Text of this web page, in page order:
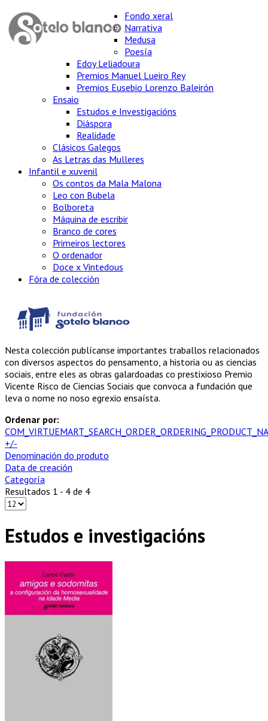
Fondo xeral
Narrativa
Medusa
Poesía
Edoy Leliadoura
Premios Manuel Lueiro Rey
Premios Eusebio Lorenzo Baleirón
Ensaio
Estudos e Investigacións
Diáspora
Realidade
Clásicos Galegos
As Letras das Mulleres
Infantil e xuvenil
Os contos da Mala Malona
Leo con Bubela
Bolboreta
Máquina de escribir
Branco de cores
Primeiros lectores
O ordenador
Doce x Vintedous
Fóra de colección
Nesta colección publícanse importantes traballos relacionados
con diversos aspectos do pensamento, a historia ou as ciencias
sociais, entre eles as obras galardoadas co prestixioso Premio
Vicente Risco de Ciencias Sociais que convoca a fundación que
leva o nome no noso egrexio ensaísta.
Ordenar por:
+/-
Denominación do produto
Data de creación
Categoría
Resultados 1 - 4 de 4
Estudos e investigacións